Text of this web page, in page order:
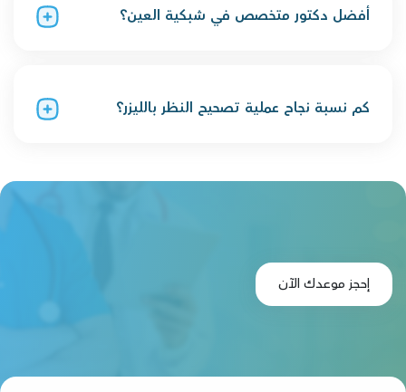
أفضل دكتور متخصص في شبكية العين؟
كم نسبة نجاح عملية تصحيح النظر بالليزر؟
إحجز موعدك الآن